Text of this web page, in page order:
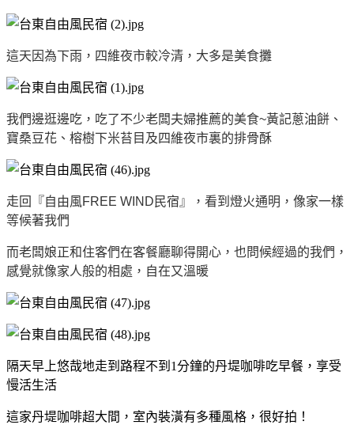
這天因為下雨，四維夜市較冷清，大多是美食攤
我們邊逛邊吃，吃了不少老闆夫婦推薦的美食~黃記蔥油餅、
寶桑豆花、榕樹下米苔目及四維夜市裏的排骨酥
走回『自由風FREE WIND民宿』，看到燈火通明，像家一樣
等候著我們
而老闆娘正和住客們在客餐廳聊得開心，也問候經過的我們，
感覺就像家人般的相處，自在又溫暖
隔天早上悠哉地走到路程不到1分鐘的丹堤咖啡吃早餐，享受
慢活生活
這家丹堤咖啡超大間，室內裝潢有多種風格，很好拍！